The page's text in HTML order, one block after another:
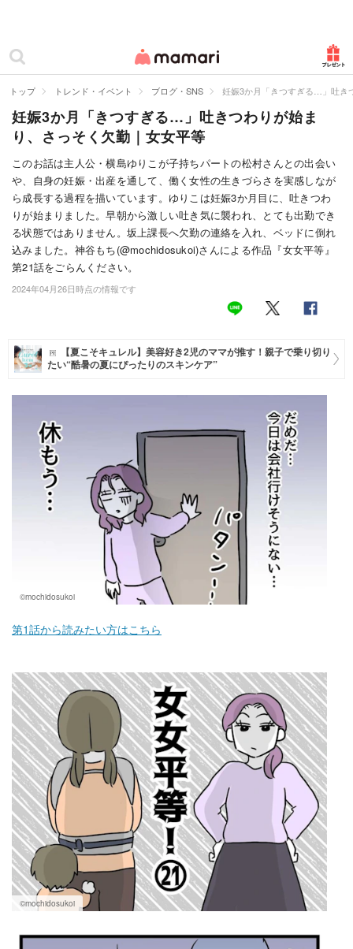
ママリ
カテゴリー一覧
妊娠
出産
赤ちゃん・育児
子育て・家族
病院
住まい
トップ トレンド・イベント ブログ・SNS 妊娠3か月「きつすぎる…」吐き
妊娠3か月「きつすぎる…」吐きつわりが始ま
り、さっそく欠勤｜女女平等
このお話は主人公・横島ゆりこが子持ちパートの松村さんとの出会い
や、自身の妊娠・出産を通して、働く女性の生きづらさを実感しなが
ら成長する過程を描いています。ゆりこは妊娠3か月目に、吐きつわ
りが始まりました。早朝から激しい吐き気に襲われ、とても出勤でき
る状態ではありません。坂上課長へ欠勤の連絡を入れ、ベッドに倒れ
込みました。神谷もち(@mochidosukoi)さんによる作品『女女平等』
第21話をごらんください。
2024年04月26日時点の情報です
【夏こそキュレル】美容好き2児のママが推す！親子で乗り切り
たい“酷暑の夏にぴったりのスキンケア”
©mochidosukoi
第1話から読みたい方はこちら
©mochidosukoi